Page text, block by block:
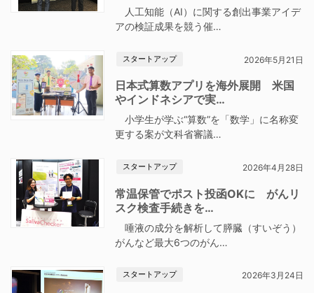
人工知能（AI）に関する創出事業アイデ
アの検証成果を競う催…
スタートアップ 2026年5月21日
日本式算数アプリを海外展開 米国
やインドネシアで実…
小学生が学ぶ“算数”を「数学」に名称変
更する案が文科省審議…
スタートアップ 2026年4月28日
常温保管でポスト投函OKに がんリ
スク検査手続きを…
唾液の成分を解析して膵臓（すいぞう）
がんなど最大6つのがん…
スタートアップ 2026年3月24日